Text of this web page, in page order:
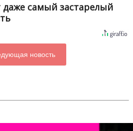
даже самый застарелый
новость